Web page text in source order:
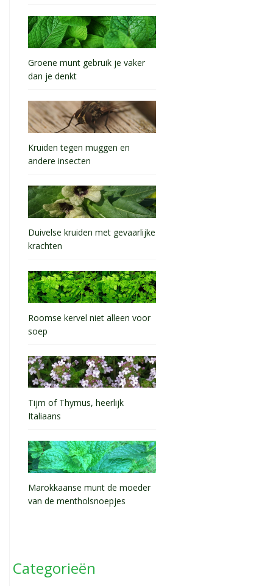
Groene munt gebruik je vaker
dan je denkt
Kruiden tegen muggen en
andere insecten
Duivelse kruiden met gevaarlijke
krachten
Roomse kervel niet alleen voor
soep
Tijm of Thymus, heerlijk
Italiaans
Marokkaanse munt de moeder
van de mentholsnoepjes
Categorieën